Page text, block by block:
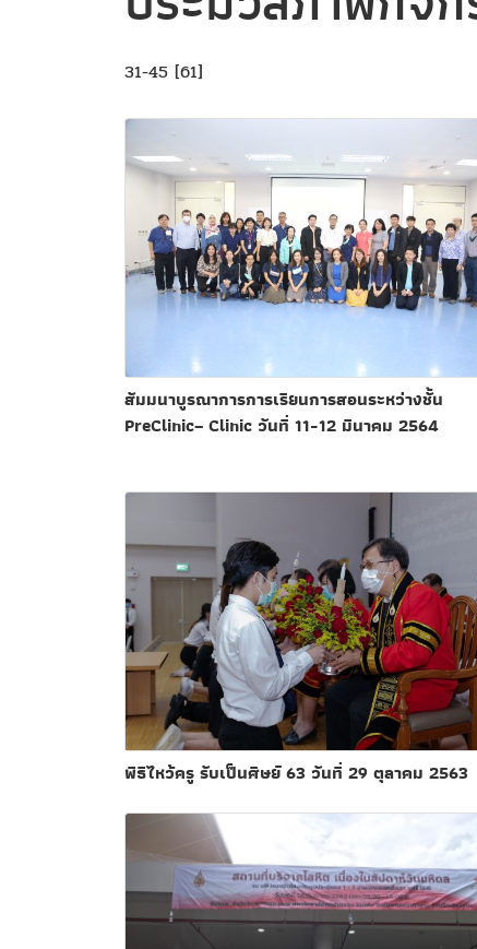
31-45 [61]
สัมมนาบูรณาการการเรียนการสอนระหว่างชั้น
PreClinic– Clinic วันที่ 11-12 มีนาคม 2564
พิธีไหว้ครู รับเป็นศิษย์ 63 วันที่ 29 ตุลาคม 2563